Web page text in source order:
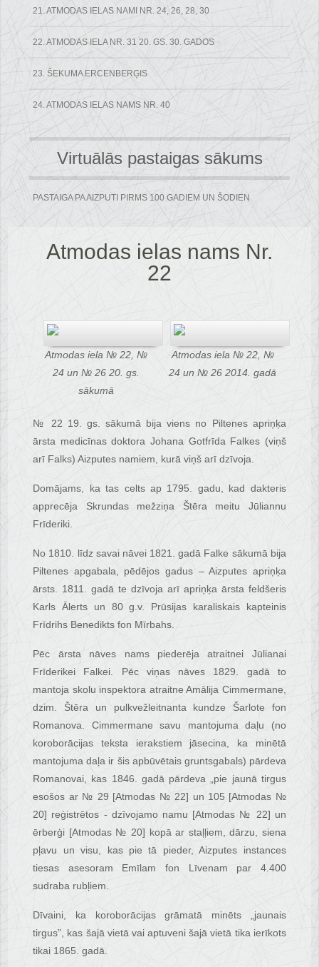
21. ATMODAS IELAS NAMI NR. 24, 26, 28, 30
22. ATMODAS IELA NR. 31 20. GS. 30. GADOS
23. ŠEKUMA ERCENBERĢIS
24. ATMODAS IELAS NAMS NR. 40
Virtuālās pastaigas sākums
PASTAIGA PA AIZPUTI PIRMS 100 GADIEM UN ŠODIEN
Atmodas ielas nams Nr.
22
Atmodas iela № 22, №
24 un № 26 20. gs.
sākumā
Atmodas iela № 22, №
24 un № 26 2014. gadā
№ 22 19. gs. sākumā bija viens no Piltenes apriņķa
ārsta medicīnas doktora Johana Gotfrīda Falkes (viņš
arī Falks) Aizputes namiem, kurā viņš arī dzīvoja.
Domājams, ka tas celts ap 1795. gadu, kad dakteris
apprecēja Skrundas mežziņa Štēra meitu Jūliannu
Frīderiki.
No 1810. līdz savai nāvei 1821. gadā Falke sākumā bija
Piltenes apgabala, pēdējos gadus – Aizputes apriņķa
ārsts. 1811. gadā te dzīvoja arī apriņķa ārsta feldšeris
Karls Ālerts un 80 g.v. Prūsijas karaliskais kapteinis
Frīdrihs Benedikts fon Mīrbahs.
Pēc ārsta nāves nams piederēja atraitnei Jūlianai
Frīderikei Falkei. Pēc viņas nāves 1829. gadā to
mantoja skolu inspektora atraitne Amālija Cimmermane,
dzim. Štēra un pulkvežleitnanta kundze Šarlote fon
Romanova. Cimmermane savu mantojuma daļu (no
koroborācijas teksta ierakstiem jāsecina, ka minētā
mantojuma daļa ir šis apbūvētais gruntsgabals) pārdeva
Romanovai, kas 1846. gadā pārdeva „pie jaunā tirgus
esošos ar № 29 [Atmodas № 22] un 105 [Atmodas №
20] reģistrētos - dzīvojamo namu [Atmodas № 22] un
ērberģi [Atmodas № 20] kopā ar staļļiem, dārzu, siena
pļavu un visu, kas pie tā pieder, Aizputes instances
tiesas asesoram Emīlam fon Līvenam par 4.400
sudraba rubļiem.
Dīvaini, ka koroborācijas grāmatā minēts „jaunais
tirgus”, kas šajā vietā vai aptuveni šajā vietā tika ierīkots
tikai 1865. gadā.